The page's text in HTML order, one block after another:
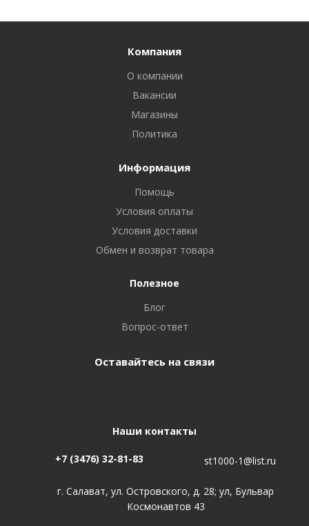
Компания
О компании
Вакансии
Магазины
Политика
Информация
Помощь
Условия оплаты
Условия доставки
Обмен и возврат товара
Полезное
Блог
Вопрос-ответ
Оставайтесь на связи
Наши контакты
+7 (3476) 32-81-83 st1000-1@list.ru
г. Салават, ул. Островского, д. 28; ул, Бульвар
Космонавтов 43